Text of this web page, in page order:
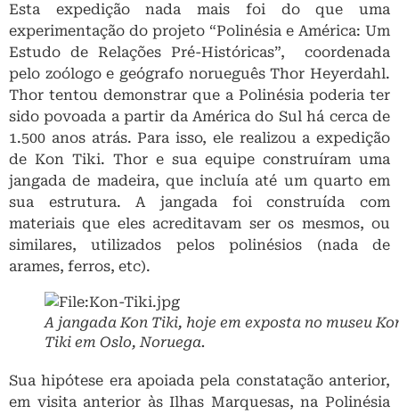
Esta expedição nada mais foi do que uma
experimentação do projeto “Polinésia e América: Um
Estudo de Relações Pré-Históricas”, coordenada
pelo zoólogo e geógrafo norueguês Thor Heyerdahl.
Thor tentou demonstrar que a Polinésia poderia ter
sido povoada a partir da América do Sul há cerca de
1.500 anos atrás. Para isso, ele realizou a expedição
de Kon Tiki. Thor e sua equipe construíram uma
jangada de madeira, que incluía até um quarto em
sua estrutura. A jangada foi construída com
materiais que eles acreditavam ser os mesmos, ou
similares, utilizados pelos polinésios (nada de
arames, ferros, etc).
A jangada Kon Tiki, hoje em exposta no museu
Tiki em Oslo, Noruega.
Sua hipótese era apoiada pela constatação anterior,
em visita anterior às Ilhas Marquesas, na Polinésia